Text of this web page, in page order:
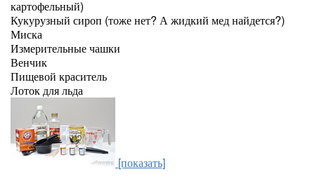
картофельный)
Кукурузный сироп (тоже нет? А жидкий мед найдется?)
Миска
Измерительные чашки
Венчик
Пищевой краситель
Лоток для льда
[показать]